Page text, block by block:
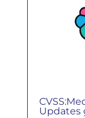
Updates